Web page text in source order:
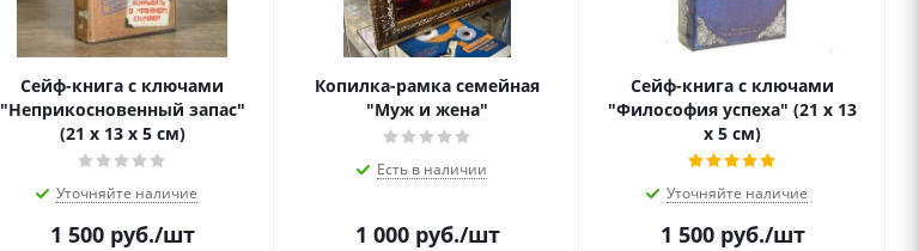
Сейф-книга с ключами
"Неприкосновенный запас"
(21 х 13 х 5 см)
Уточняйте наличие
1 500руб./шт
Копилка-рамка семейная
"Муж и жена"
Есть в наличии
1 000руб./шт
Сейф-книга с ключами
"Философия успеха" (21 х 13
х 5 см)
Уточняйте наличие
1 500руб./шт